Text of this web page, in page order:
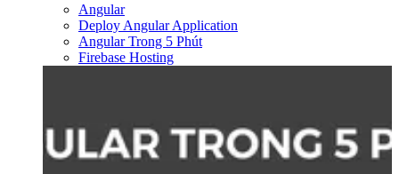
Angular
Deploy Angular Application
Angular Trong 5 Phút
Firebase Hosting